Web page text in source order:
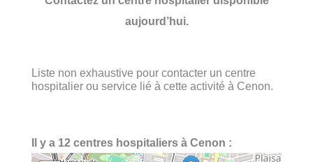
aujourd’hui.
Liste non exhaustive pour contacter un centre
hospitalier ou service lié à cette activité à Cenon.
Il y a 12 centres hospitaliers à Cenon :